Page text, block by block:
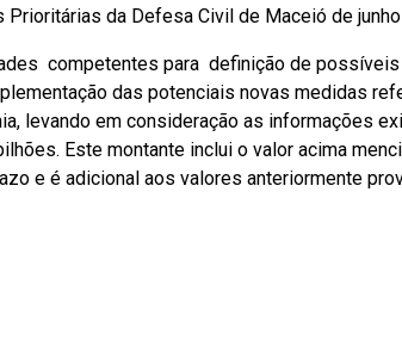
da Defesa Civil de Maceió de
competentes para definição de possíveis
das potenciais novas medidas
levando em consideração as informações
Este montante inclui o valor acima
e é adicional aos valores anteriormente